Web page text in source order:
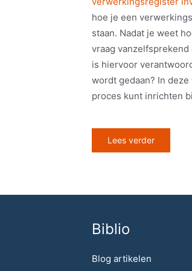
hoe je een
staan. Nadat je weet
vraag
is hiervoor
wordt gedaan? In
proces kunt inrichten
Lees verder
Biblio
Blog artikelen